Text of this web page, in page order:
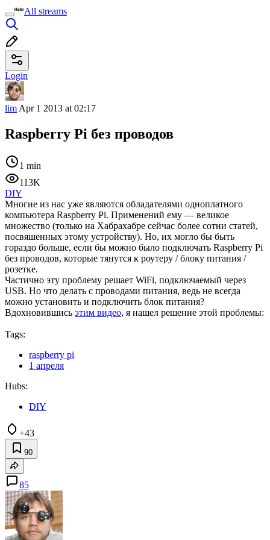
All streams
Login
lim Apr 1 2013 at 02:17
Raspberry Pi без проводов
1 min
113K
DIY
Многие из нас уже являются обладателями одноплатного
компьютера Raspberry Pi. Применений ему — великое
множество (только на Хабрахабре сейчас более сотни статей,
посвяшенных этому устройству). Но, их могло бы быть
гораздо больше, если бы можно было подключать Raspberry Pi
без проводов, которые тянутся к роутеру / блоку питания /
розетке.
Частично эту проблему решает WiFi, подключаемый через
USB. Но что делать с проводами питания, ведь не всегда
можно установить и подключить блок питания?
Вдохновившись этим видео, я нашел решение этой проблемы:
Tags:
raspberry pi
1 апреля
Hubs:
DIY
+43
90
85